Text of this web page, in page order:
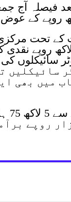
فیصلہ آج
روپے کے عوض
کے تحت
ایک دکان، 4 گاڑیوں
گئی 2 گاڑیاں
میں بھی